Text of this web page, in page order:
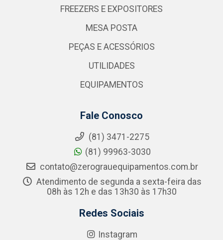
FREEZERS E EXPOSITORES
MESA POSTA
PEÇAS E ACESSÓRIOS
UTILIDADES
EQUIPAMENTOS
Fale Conosco
(81) 3471-2275
(81) 99963-3030
contato@zerograuequipamentos.com.br
Atendimento de segunda a sexta-feira das
08h às 12h e das 13h30 às 17h30
Redes Sociais
Instagram